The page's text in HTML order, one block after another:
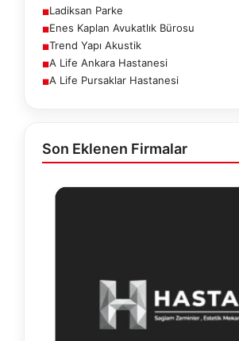
■Ladiksan Parke
■Enes Kaplan Avukatlık Bürosu
■Trend Yapı Akustik
■A Life Ankara Hastanesi
■A Life Pursaklar Hastanesi
Son Eklenen Firmalar